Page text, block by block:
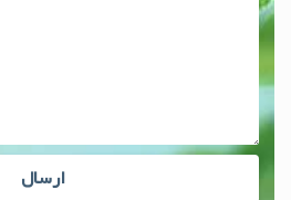
ارسال